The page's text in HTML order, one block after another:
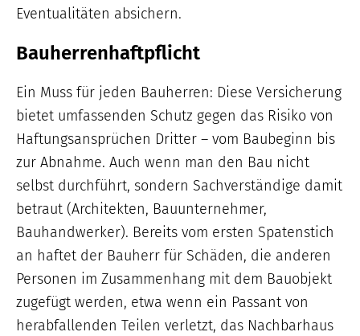
Eventualitäten absichern.
Bauherrenhaftpflicht
Ein Muss für jeden Bauherren: Diese Versicherung
bietet umfassenden Schutz gegen das Risiko von
Haftungsansprüchen Dritter – vom Baubeginn bis
zur Abnahme. Auch wenn man den Bau nicht
selbst durchführt, sondern Sachverständige damit
betraut (Architekten, Bauunternehmer,
Bauhandwerker). Bereits vom ersten Spatenstich
an haftet der Bauherr für Schäden, die anderen
Personen im Zusammenhang mit dem Bauobjekt
zugefügt werden, etwa wenn ein Passant von
herabfallenden Teilen verletzt, das Nachbarhaus